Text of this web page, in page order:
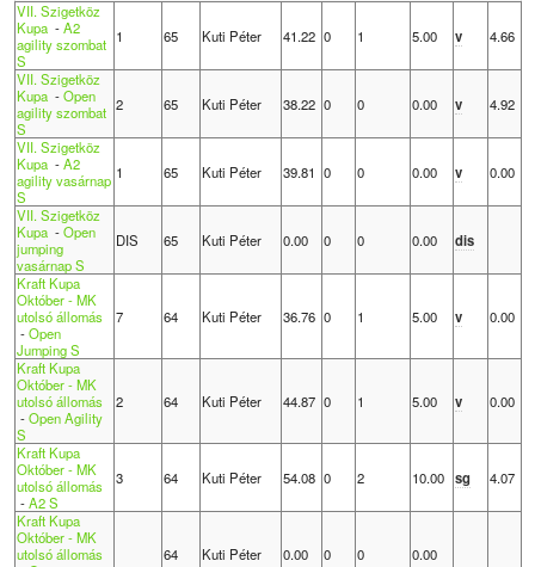
VII. Szigetköz
Kupa-A2
agility szombat
S
1 65 Kuti Péter 41.22 0 1 5.00 v 4.66
VII. Szigetköz
Kupa-Open
agility szombat
S
2 65 Kuti Péter 38.22 0 0 0.00 v 4.92
VII. Szigetköz
Kupa-A2
agility vasárnap
S
1 65 Kuti Péter 39.81 0 0 0.00 v 0.00
VII. Szigetköz
Kupa-Open
jumping
vasárnap S
DIS 65 Kuti Péter 0.00 0 0 0.00 dis
Kraft Kupa
Október - MK
utolsó állomás
-Open
Jumping S
7 64 Kuti Péter 36.76 0 1 5.00 v 0.00
Kraft Kupa
Október - MK
utolsó állomás
-Open Agility
S
2 64 Kuti Péter 44.87 0 1 5.00 v 0.00
Kraft Kupa
Október - MK
utolsó állomás
-A2 S
3 64 Kuti Péter 54.08 0 2 10.00 sg 4.07
Kraft Kupa
Október - MK
utolsó állomás
64 Kuti Péter 0.00 0 0 0.00